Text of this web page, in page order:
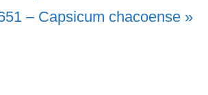
– Capsicum chacoense »